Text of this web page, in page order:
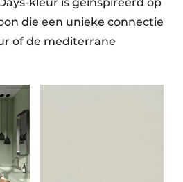
die een unieke connectie
of de mediterrane